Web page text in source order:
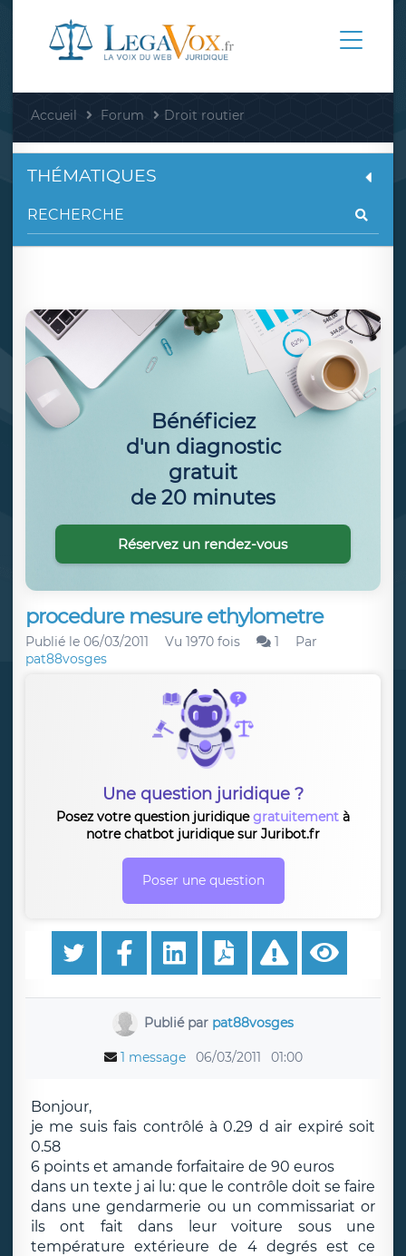
Accueil Forum Droit routier
procedure mesure ethylometre
Publié le 06/03/2011 Vu 1970 fois 1
Par
pat88vosges
Une question juridique ?
Posez votre question juridiquegratuitement à
notre chatbot juridique sur Juribot.fr
Poser une question
Publié par pat88vosges
1 message 06/03/2011 01:00
Bonjour,
je me suis fais contrôlé à 0.29 d air expiré soit
0.58
6 points et amande forfaitaire de 90 euros
dans un texte j ai lu: que le contrôle doit se faire
dans une gendarmerie ou un commissariat or
ils ont fait dans leur voiture sous une
température extérieure de 4 degrés est ce
THÉMATIQUES
Bénéficiez
d'un diagnostic
gratuit
de 20 minutes
Réservez un rendez-vous